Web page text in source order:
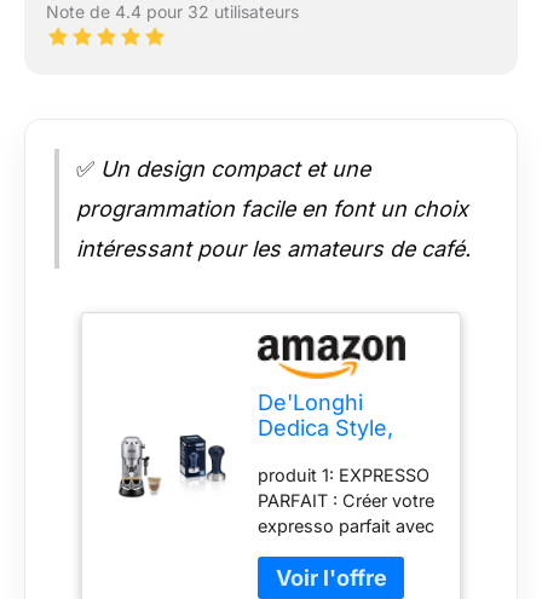
Note de 4.4 pour 32 utilisateurs
✅ Un design compact et une
programmation facile en font un choix
intéressant pour les amateurs de café.
De'Longhi
Dedica Style,
expresso pour
préparer des
boissons café et
lactées,
EC685M, Acier
produit 1: EXPRESSO
PARFAIT : Créer votre
expresso parfait avec
une crème couleur